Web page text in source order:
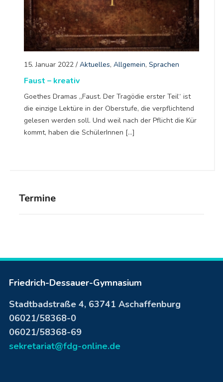
Termine
15. Januar 2022/ Aktuelles, Allgemein, Sprachen
Faust – kreativ
Goethes Dramas „Faust. Der Tragödie erster Teil“ ist
die einzige Lektüre in der Oberstufe, die verpflichtend
gelesen werden soll. Und weil nach der Pflicht die Kür
kommt, haben die SchülerInnen […]
Friedrich-Dessauer-Gymnasium
Stadtbadstraße 4, 63741 Aschaffenburg
06021/58368-0
06021/58368-69
sekretariat@fdg-online.de